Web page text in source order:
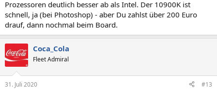
Prozessoren deutlich besser ab als Intel. Der 10900K ist
schnell, ja (bei Photoshop) - aber Du zahlst über 200 Euro
drauf, dann nochmal beim Board.
Coca_Cola
Fleet Admiral
31. Juli 2020 #13